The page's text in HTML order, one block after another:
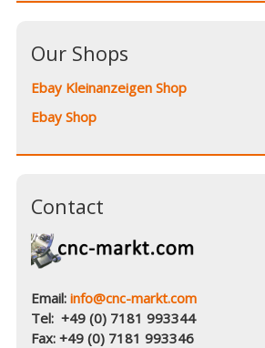
Our Shops
Ebay Kleinanzeigen Shop
Ebay Shop
Contact
Email:info@cnc-markt.com
Tel: +49 (0) 7181 993344
Fax: +49 (0) 7181 993346